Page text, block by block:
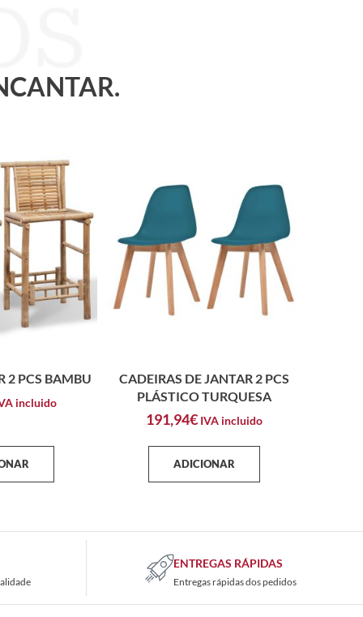
2 PCS BAMBU
incluido
CADEIRAS DE JANTAR 2 PCS
PLÁSTICO TURQUESA
191,94€ IVA incluido
ADICIONAR
ENTREGAS RÁPIDAS
Entregas rápidas dos pedidos